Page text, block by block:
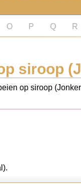
O P Q R
siroop
op siroop